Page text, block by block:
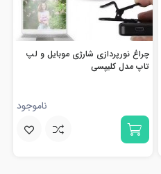
چراغ نورپردازی شارژی موبایل و لپ
تاپ مدل کلیپسی
ناموجود